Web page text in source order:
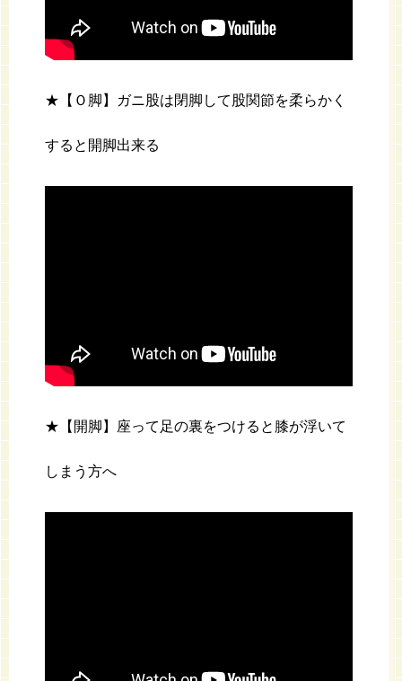
★【Ｏ脚】ガニ股は閉脚して股関節を柔らかく
すると開脚出来る
★【開脚】座って足の裏をつけると膝が浮いて
しまう方へ